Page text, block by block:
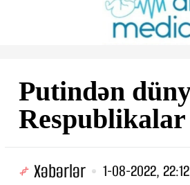
Putindən
Xəbərlər 1-08-2022, 22:12